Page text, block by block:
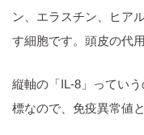
ン、エラスチン、ヒア
す細胞です。頭皮の代
縦軸の「IL‐8」ってい
標なので、免疫異常値